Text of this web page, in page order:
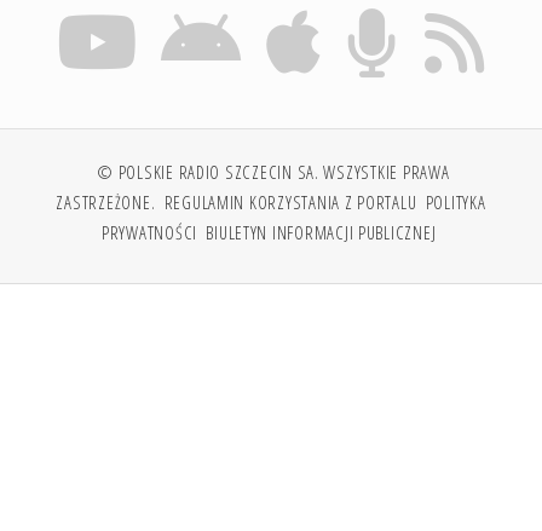
© POLSKIE RADIO SZCZECIN SA. WSZYSTKIE PRAWA
ZASTRZEŻONE. REGULAMIN KORZYSTANIA Z PORTALU POLITYKA
PRYWATNOŚCI BIULETYN INFORMACJI PUBLICZNEJ